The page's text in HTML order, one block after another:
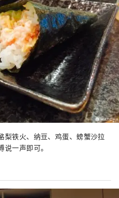
梨铁火、纳豆、鸡蛋、螃蟹沙拉
一声即可。